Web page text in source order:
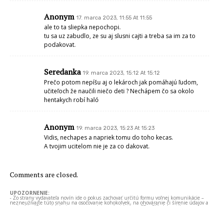
Anonym 17. marca 2023, 11:55 At 11:55
ale to ta sliepka nepochopi.
tu sa uz zabudlo, ze su aj slusni cajti a treba sa im za to
podakovat.
Seredanka 19. marca 2023, 15:12 At 15:12
Prečo potom nepíšu aj o lekároch jak pomáhajú ľudom,
učiteľoch že naučili niečo deti ? Nechápem čo sa okolo
hentakych robí haló
Anonym 19. marca 2023, 15:23 At 15:23
Vidis, nechapes a napriek tomu do toho kecas.
A tvojim ucitelom nie je za co dakovat.
Comments are closed.
UPOZORNENIE:
- Zo strany vydavateľa novín ide o pokus zachovať určitú formu voľnej komunikácie –
nezneužívajte túto snahu na osočovanie kohokoľvek, na ohováranie či šírenie údajov a